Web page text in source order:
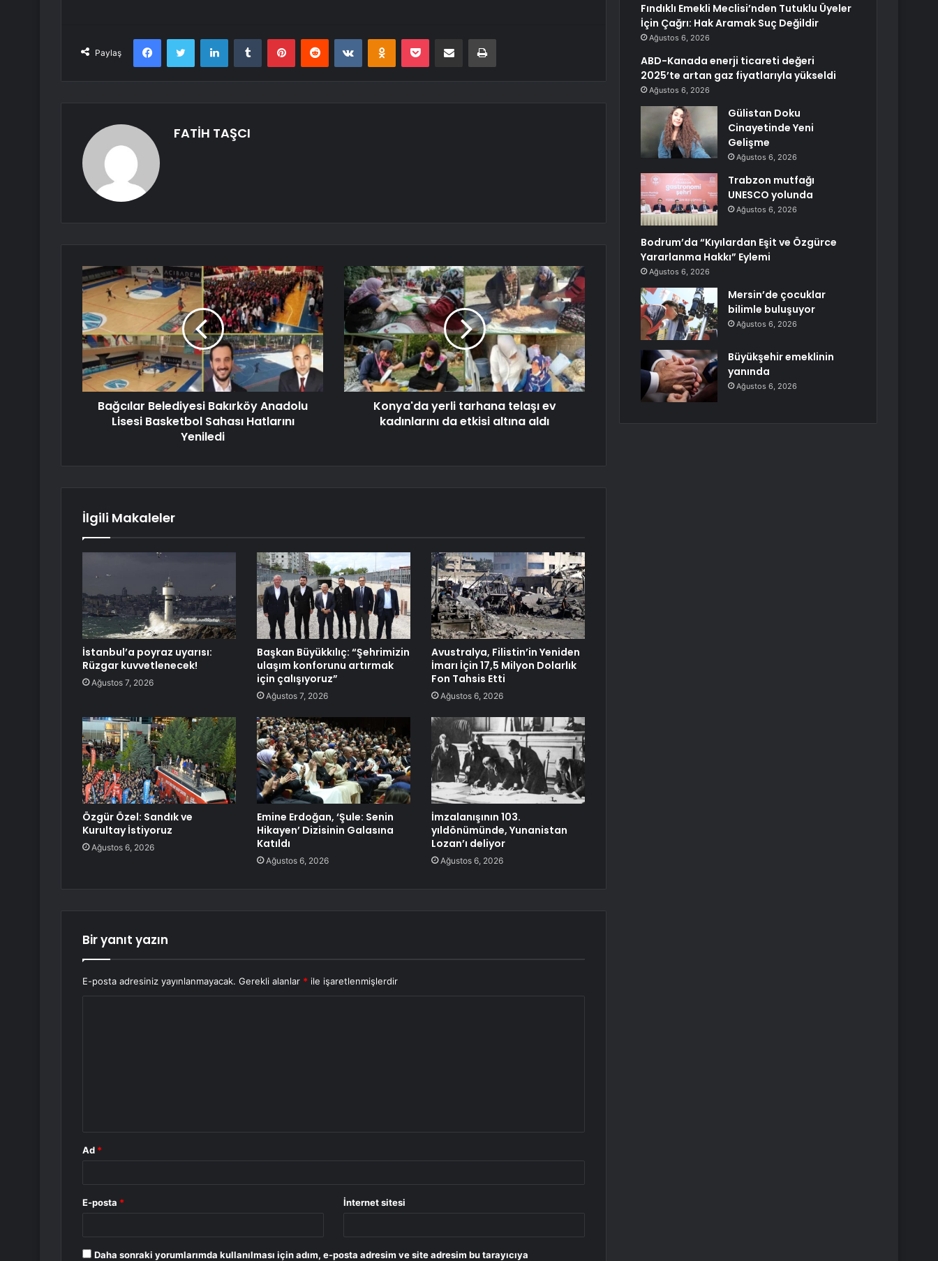
Paylaş
FacebookTwitter LinkedInTumblr PinterestReddit VKontakteOdnoklassniki
Pocket E-Posta ile paylaş Yazdır
FATİH TAŞCI
Bağcılar Belediyesi Bakırköy Anadolu
Lisesi Basketbol Sahası Hatlarını
Yeniledi
Konya'da yerli tarhana telaşı ev
kadınlarını da etkisi altına aldı
İlgili Makaleler
İstanbul’a poyraz uyarısı:
Rüzgar kuvvetlenecek!
Ağustos 7, 2026
Başkan Büyükkılıç: “Şehrimizin
ulaşım konforunu artırmak
için çalışıyoruz”
Ağustos 7, 2026
Avustralya, Filistin’in Yeniden
İmarı İçin 17,5 Milyon Dolarlık
Fon Tahsis Etti
Ağustos 6, 2026
Özgür Özel: Sandık ve
Kurultay İstiyoruz
Ağustos 6, 2026
Emine Erdoğan, ‘Şule: Senin
Hikayen’ Dizisinin Galasına
Katıldı
Ağustos 6, 2026
İmzalanışının 103.
yıldönümünde, Yunanistan
Lozan’ı deliyor
Ağustos 6, 2026
Bir yanıt yazın
E-posta adresiniz yayınlanmayacak. Gerekli alanlar * ile işaretlenmişlerdir
Ad *
E-posta * İnternet sitesi
Daha sonraki yorumlarımda kullanılması için adım, e-posta adresim ve site adresim bu tarayıcıya
Fındıklı Emekli Meclisi’nden Tutuklu Üyeler
İçin Çağrı: Hak Aramak Suç Değildir
Ağustos 6, 2026
ABD-Kanada enerji ticareti değeri
2025’te artan gaz fiyatlarıyla yükseldi
Ağustos 6, 2026
Gülistan Doku
Cinayetinde Yeni
Gelişme
Ağustos 6, 2026
Trabzon mutfağı
UNESCO yolunda
Ağustos 6, 2026
Bodrum’da “Kıyılardan Eşit ve Özgürce
Yararlanma Hakkı” Eylemi
Ağustos 6, 2026
Mersin’de çocuklar
bilimle buluşuyor
Ağustos 6, 2026
Büyükşehir emeklinin
yanında
Ağustos 6, 2026